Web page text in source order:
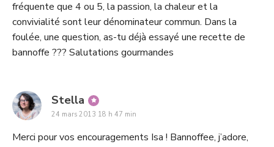
fréquente que 4 ou 5, la passion, la chaleur et la
convivialité sont leur dénominateur commun. Dans la
foulée, une question, as-tu déjà essayé une recette de
bannoffe ??? Salutations gourmandes
Stella says:
24 mars 2013 18 h 47 min
Merci pour vos encouragements Isa ! Bannoffee, j’adore,